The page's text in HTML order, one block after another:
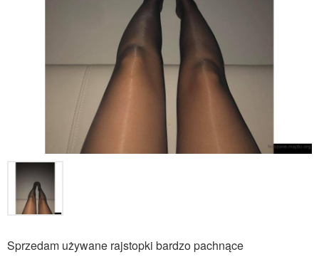
Sprzedam używane rajstopki bardzo pachnące